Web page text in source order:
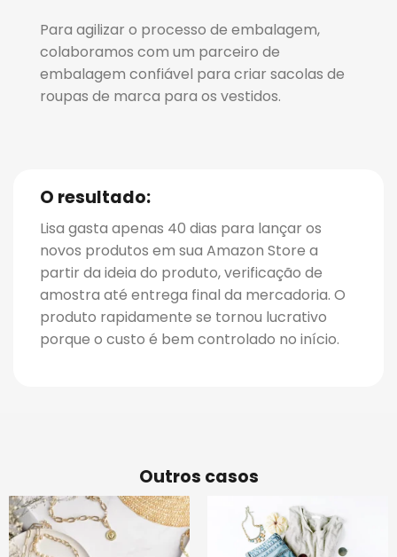
Para agilizar o processo de embalagem,
colaboramos com um parceiro de
embalagem confiável para criar sacolas de
roupas de marca para os vestidos.
O resultado:
Lisa gasta apenas 40 dias para lançar os
novos produtos em sua Amazon Store a
partir da ideia do produto, verificação de
amostra até entrega final da mercadoria. O
produto rapidamente se tornou lucrativo
porque o custo é bem controlado no início.
Outros casos